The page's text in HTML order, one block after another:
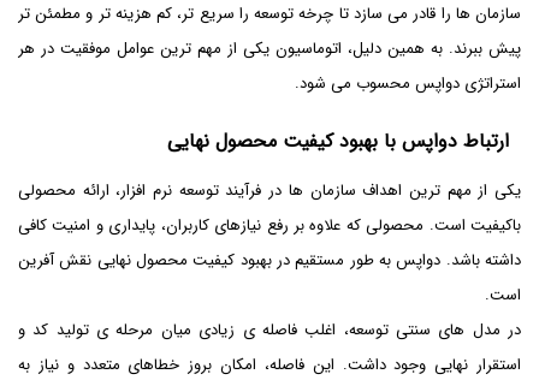
سازمان ها را قادر می سازد تا چرخه توسعه را سریع تر، کم هزینه تر و مطمئن تر
پیش ببرند. به همین دلیل، اتوماسیون یکی از مهم ترین عوامل موفقیت در هر
استراتژی دواپس محسوب می شود.
ارتباط دواپس با بهبود کیفیت محصول نهایی
یکی از مهم ترین اهداف سازمان ها در فرآیند توسعه نرم افزار، ارائه محصولی
باکیفیت است. محصولی که علاوه بر رفع نیازهای کاربران، پایداری و امنیت کافی
داشته باشد. دواپس به طور مستقیم در بهبود کیفیت محصول نهایی نقش آفرین
است.
در مدل های سنتی توسعه، اغلب فاصله ی زیادی میان مرحله ی تولید کد و
استقرار نهایی وجود داشت. این فاصله، امکان بروز خطاهای متعدد و نیاز به